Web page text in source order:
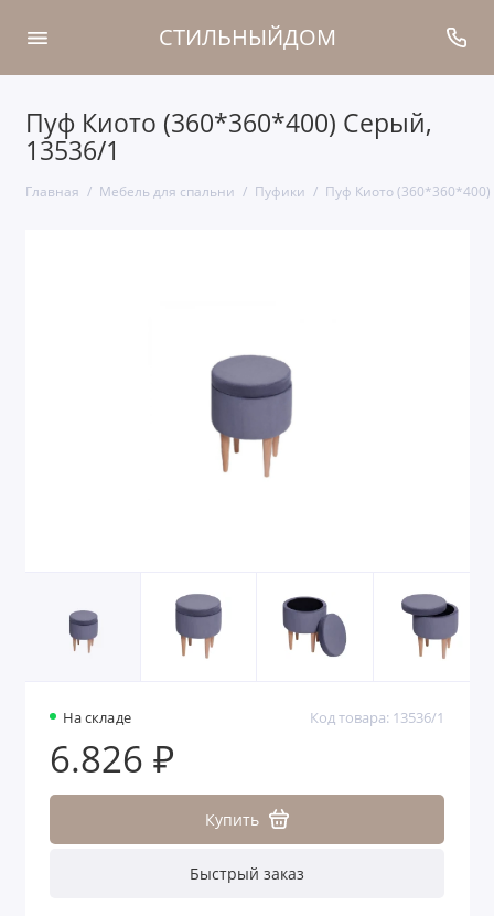
СТИЛЬНЫЙДОМ
Пуф Киото (360*360*400) Серый,
13536/1
Главная Мебель для спальни Пуфики Пуф Киото
На складе Код товара: 13536/1
6.826 ₽
Купить
Быстрый заказ